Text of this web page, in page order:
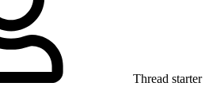
Thread starter